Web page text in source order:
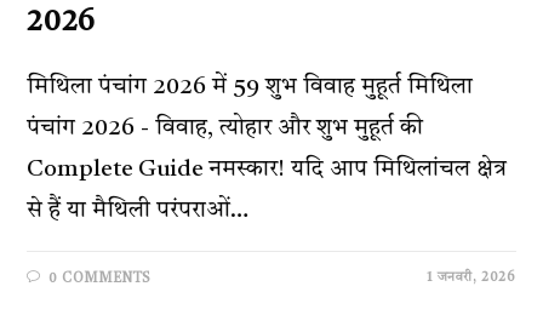
2026
मिथिला पंचांग 2026 में 59 शुभ विवाह मुहूर्त मिथिला
पंचांग 2026 - विवाह, त्योहार और शुभ मुहूर्त की
Complete Guide नमस्कार! यदि आप मिथिलांचल क्षेत्र
से हैं या मैथिली परंपराओं…
0 COMMENTS 1 जनवरी, 2026